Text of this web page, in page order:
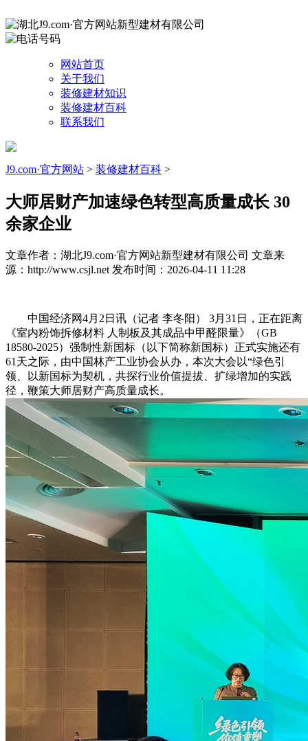
网站首页
关于我们
装修建材知识
装修建材百科
联系我们
J9.com·官方网站 > 装修建材百科 >
大师居财产加速绿色转型高质量成长 30
余家企业
文章作者：湖北J9.com·官方网站新型建材有限公司 文章来
源：http://www.csjl.net 发布时间：2026-04-11 11:28
中国经济网4月2日讯（记者 李冬阳） 3月31日，正在距离
《室内粉饰拆修材料 人制板及其成品中甲醛限量》（GB
18580-2025）强制性新国标（以下简称新国标）正式实施还有
61天之际，由中国林产工业协会从办，本次大会以“绿色引
领、以新国标为契机，共探行业价值提拔、扩绿增加的实践
径，鞭策大师居财产高质量成长。